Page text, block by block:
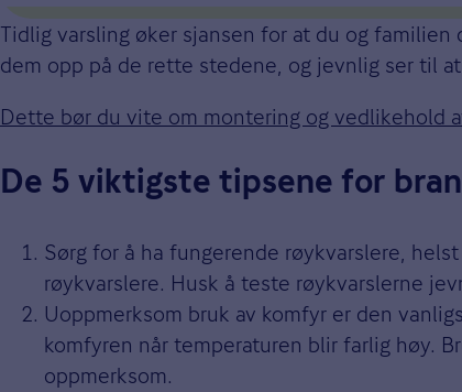
Tidlig varsling øker sjansen for at du og
dem opp på de rette stedene, og jevnlig ser til
Dette bør du vite om montering og vedlikehold
De 5 viktigste tipsene for
Sørg for å ha fungerende røykvarslere,
røykvarslere. Husk å teste røykvarslerne
Uoppmerksom bruk av komfyr er den
komfyren når temperaturen blir farlig høy.
oppmerksom.